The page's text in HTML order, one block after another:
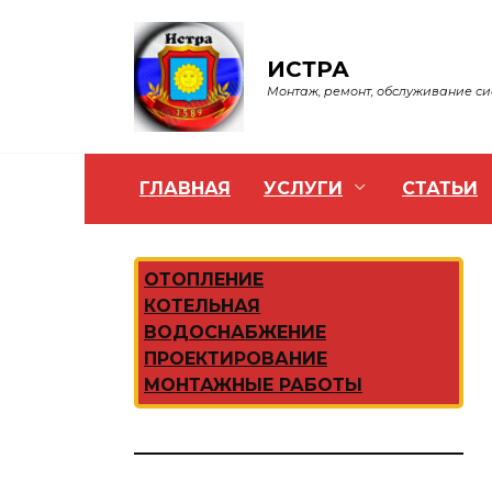
ИСТРА
Монтаж, ремонт, обслуживание
ГЛАВНАЯ УСЛУГИ СТАТЬИ
ОТОПЛЕНИЕ
КОТЕЛЬНАЯ
ВОДОСНАБЖЕНИЕ
ПРОЕКТИРОВАНИЕ
МОНТАЖНЫЕ РАБОТЫ